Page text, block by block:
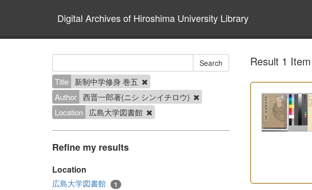
Digital Archives of Hiroshima University Library
Title
新制中学修身 巻五
Author 西晋一郎著(ニシ シンイチロウ)
Location
広島大学図書館
Refine my results
Location
広島大学図書館 1
Result 1 Item